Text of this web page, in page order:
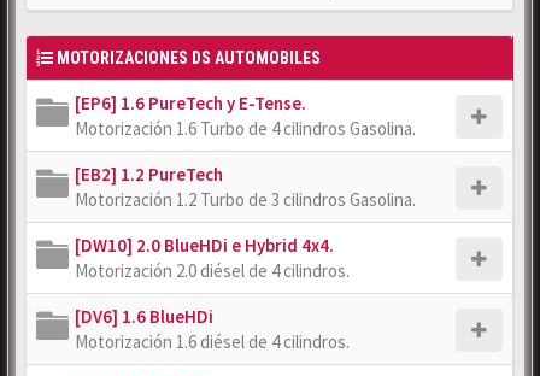
MOTORIZACIONES DS AUTOMOBILES
[EP6] 1.6 PureTech y E-Tense.
Motorización 1.6 Turbo de 4 cilindros Gasolina.
[EB2] 1.2 PureTech
Motorización 1.2 Turbo de 3 cilindros Gasolina.
[DW10] 2.0 BlueHDi e Hybrid 4x4.
Motorización 2.0 diésel de 4 cilindros.
[DV6] 1.6 BlueHDi
Motorización 1.6 diésel de 4 cilindros.